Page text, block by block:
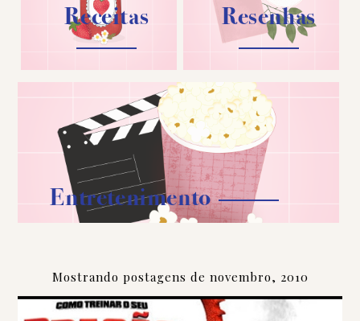
Receitas Resenhas
Entretenimento
Mostrando postagens de novembro, 2010